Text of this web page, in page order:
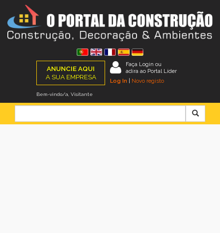
ANUNCIE AQUI
A SUA EMPRESA
Faça Login ou
adira ao Portal Líder
Log In
Novo registo
Bem-vindo/a, Visitante